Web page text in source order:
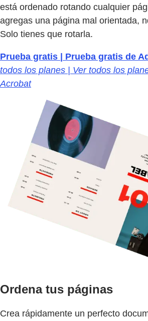
está ordenado rotando cualquier
agregas una página mal orientada,
Solo tienes que rotarla.
Prueba gratis | Prueba gratis de
todos los planes | Ver todos los
Acrobat
Ordena tus páginas
Crea rápidamente un perfecto